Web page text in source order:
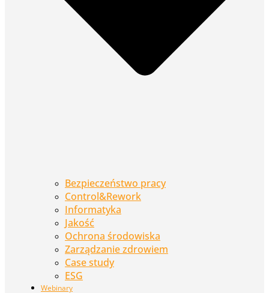
Bezpieczeństwo pracy
Control&Rework
Informatyka
Jakość
Ochrona środowiska
Zarządzanie zdrowiem
Case study
ESG
Webinary